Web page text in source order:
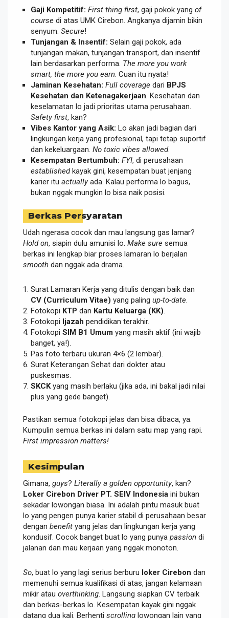
Gaji Kompetitif: First thing first, gaji pokok yang of
course di atas UMK Cirebon. Angkanya dijamin bikin
senyum. Secure!
Tunjangan & Insentif: Selain gaji pokok, ada
tunjangan makan, tunjangan transport, dan insentif
lain berdasarkan performa. The more you work
smart, the more you earn . Cuan itu nyata!
Jaminan Kesehatan: Full coverage dari BPJS
Kesehatan dan Ketenagakerjaan . Kesehatan dan
keselamatan lo jadi prioritas utama perusahaan.
Safety first, kan?
Vibes Kantor yang Asik: Lo akan jadi bagian dari
lingkungan kerja yang profesional, tapi tetap suportif
dan kekeluargaan. No toxic vibes allowed.
Kesempatan Bertumbuh: FYI, di perusahaan
establishedkayak gini, kesempatan buat jenjang
karier itu actuallyada. Kalau performa lo bagus,
bukan nggak mungkin lo bisa naik posisi.
Berkas Persyaratan
Udah ngerasa cocok dan mau langsung gas lamar?
Hold on, siapin dulu amunisi lo. Make sure semua
berkas ini lengkap biar proses lamaran lo berjalan
smooth dan nggak ada drama.
Surat Lamaran Kerja yang ditulis dengan baik dan
CV (Curriculum Vitae) yang paling up-to-date.
Fotokopi KTP dan Kartu Keluarga (KK).
Fotokopi Ijazah pendidikan terakhir.
Fotokopi SIM B1 Umum yang masih aktif (ini wajib
banget, ya!).
Pas foto terbaru ukuran 4×6 (2 lembar).
Surat Keterangan Sehat dari dokter atau
puskesmas.
SKCKyang masih berlaku (jika ada, ini bakal jadi nilai
plus yang gede banget).
Pastikan semua fotokopi jelas dan bisa dibaca, ya.
Kumpulin semua berkas ini dalam satu map yang rapi.
First impression matters!
Kesimpulan
Gimana, guys? Literally a golden opportunity, kan?
Loker Cirebon Driver PT. SEIV Indonesia ini bukan
sekadar lowongan biasa. Ini adalah pintu masuk buat
lo yang pengen punya karier stabil di perusahaan besar
dengan benefit yang jelas dan lingkungan kerja yang
kondusif. Cocok banget buat lo yang punya passion di
jalanan dan mau kerjaan yang nggak monoton.
So, buat lo yang lagi serius berburu loker Cirebon dan
memenuhi semua kualifikasi di atas, jangan kelamaan
mikir atau overthinking . Langsung siapkan CV terbaik
dan berkas-berkas lo. Kesempatan kayak gini nggak
datang dua kali. Berhenti scrolling lowongan lain yang